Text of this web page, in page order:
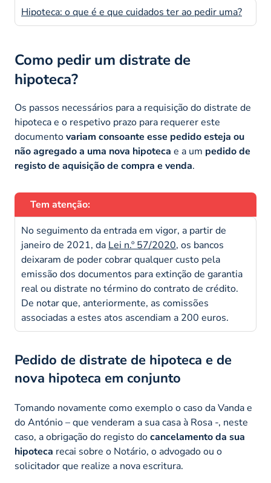
Hipoteca: o que é e que cuidados ter ao pedir uma?
Como pedir um distrate de
hipoteca?
Os passos necessários para a requisição do distrate de
hipoteca e o respetivo prazo para requerer este
documentovariam consoante esse pedido esteja ou
não agregado a uma nova hipoteca e a um pedido de
registo de aquisição de compra e venda.
Tem atenção:
No seguimento da entrada em vigor, a partir de
janeiro de 2021, daLei n.º 57/2020, os bancos
deixaram de poder cobrar qualquer custo pela
emissão dos documentos para extinção de garantia
real ou distrate no término do contrato de crédito.
De notar que, anteriormente, as comissões
associadas a estes atos ascendiam a 200 euros.
Pedido de distrate de hipoteca e de
nova hipoteca em conjunto
Tomando novamente como exemplo o caso da Vanda e
do António – que venderam a sua casa à Rosa -, neste
caso, a obrigação do registo docancelamento da sua
hipoteca recai sobre o Notário, o advogado ou o
solicitador que realize a nova escritura.